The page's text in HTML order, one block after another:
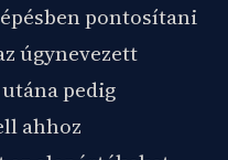
pontosítani
úgynevezett
pedig
ahhoz